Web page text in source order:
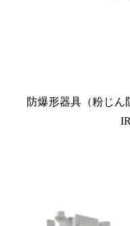
防爆形器具（粉じん